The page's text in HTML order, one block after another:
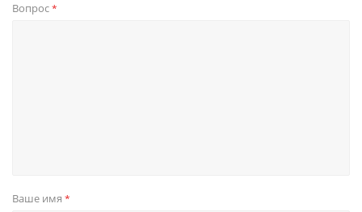
Вопрос*
Ваше имя *